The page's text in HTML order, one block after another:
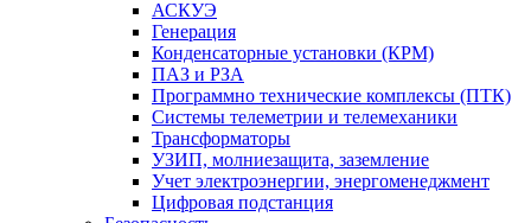
АСКУЭ
Генерация
Конденсаторные установки (КРМ)
ПАЗ и РЗА
Программно технические комплексы (ПТК)
Системы телеметрии и телемеханики
Трансформаторы
УЗИП, молниезащита, заземление
Учет электроэнергии, энергоменеджмент
Цифровая подстанция